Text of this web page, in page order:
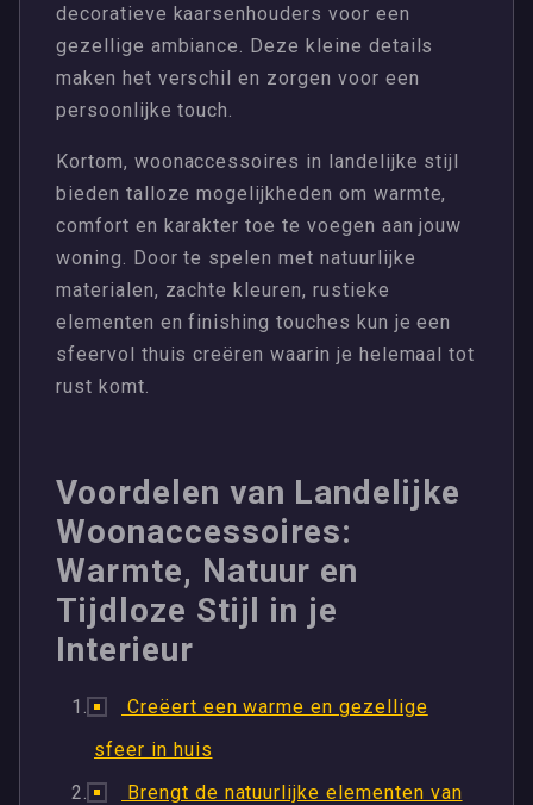
decoratieve kaarsenhouders voor een
gezellige ambiance. Deze kleine details
maken het verschil en zorgen voor een
persoonlijke touch.
Kortom, woonaccessoires in landelijke stijl
bieden talloze mogelijkheden om warmte,
comfort en karakter toe te voegen aan jouw
woning. Door te spelen met natuurlijke
materialen, zachte kleuren, rustieke
elementen en finishing touches kun je een
sfeervol thuis creëren waarin je helemaal tot
rust komt.
Voordelen van Landelijke
Woonaccessoires:
Warmte, Natuur en
Tijdloze Stijl in je
Interieur
Creëert een warme en gezellige
sfeer in huis
Brengt de natuurlijke elementen van